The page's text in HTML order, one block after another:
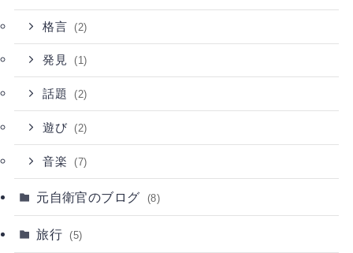
格言 (2)
発見 (1)
話題 (2)
遊び (2)
音楽 (7)
元自衛官のブログ (8)
旅行 (5)